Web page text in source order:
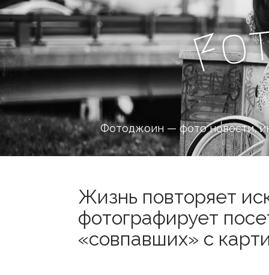
Fo
Фотоджоин — фото новости,
Жизнь повторяет
фотографирует
«совпавших» с